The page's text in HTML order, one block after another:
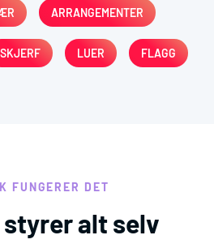
ARRANGEMENTER
SKJERF LUER FLAGG
FUNGERER DET
styrer alt selv